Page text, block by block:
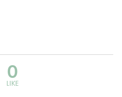
0
LIKE